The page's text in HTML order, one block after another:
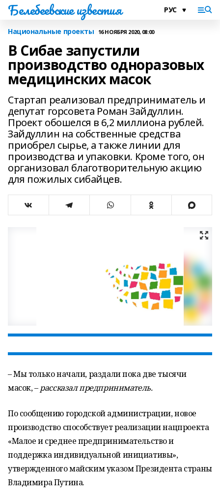
Белебеевские известия
Национальные проекты 16 НОЯБРЯ 2020, 08:00
В Сибае запустили
производство одноразовых
медицинских масок
Стартап реализовал предприниматель и
депутат горсовета Роман Зайдуллин.
Проект обошелся в 6,2 миллиона рублей.
Зайдуллин на собственные средства
приобрел сырье, а также линии для
производства и упаковки. Кроме того, он
организовал благотворительную акцию
для пожилых сибайцев.
– Мы только начали, раздали пока две тысячи
масок, – рассказал предприниматель.
По сообщению городской администрации, новое
производство способствует реализации нацпроекта
«Малое и среднее предпринимательство и
поддержка индивидуальной инициативы»,
утвержденного майским указом Президента страны
Владимира Путина.